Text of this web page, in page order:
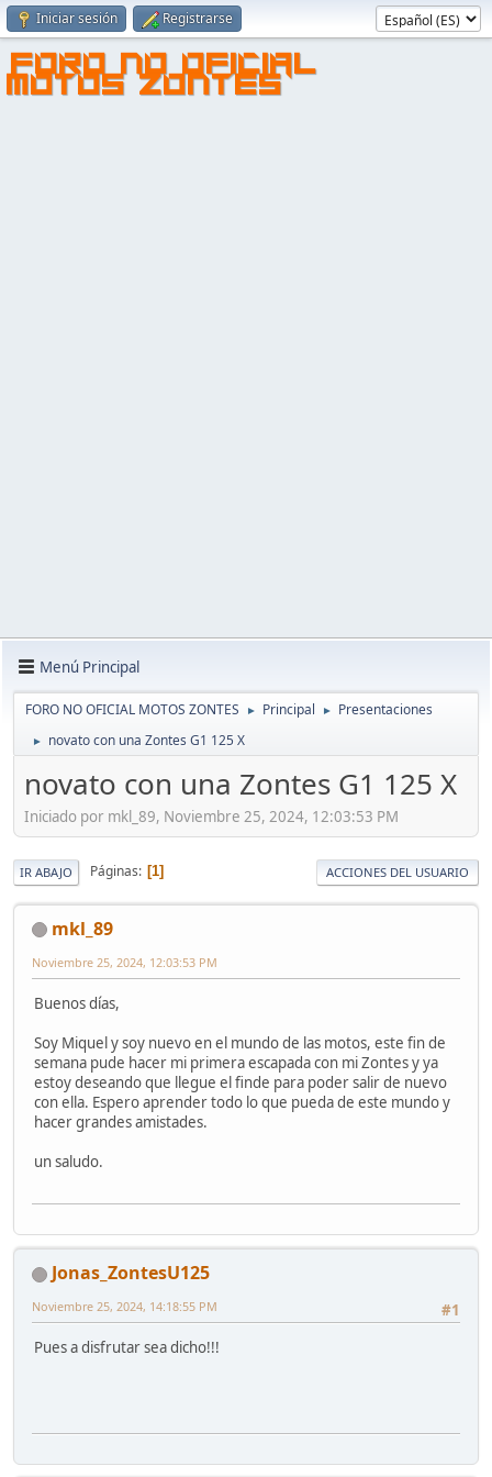
Iniciar sesión Registrarse
FORO NO OFICIAL
MOTOS ZONTES
Menú Principal
FORO NO OFICIAL MOTOS ZONTES ► Principal ► Presentaciones
► novato con una Zontes G1 125 X
novato con una Zontes G1 125 X
Iniciado por mkl_89, Noviembre 25, 2024, 12:03:53 PM
IR ABAJO Páginas 1 ACCIONES DEL USUARIO
mkl_89
Noviembre 25, 2024, 12:03:53 PM
Buenos días,
Soy Miquel y soy nuevo en el mundo de las motos, este fin de
semana pude hacer mi primera escapada con mi Zontes y ya
estoy deseando que llegue el finde para poder salir de nuevo
con ella. Espero aprender todo lo que pueda de este mundo y
hacer grandes amistades.
un saludo.
Jonas_ZontesU125
#1
Noviembre 25, 2024, 14:18:55 PM
Pues a disfrutar sea dicho!!!